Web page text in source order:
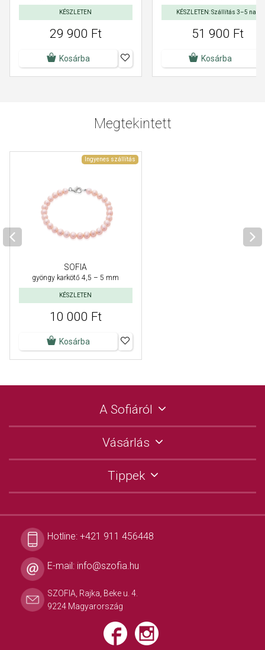
KÉSZLETEN
29 900 Ft
Kosárba
KÉSZLETEN: Szállítás 3–5 nap
51 900 Ft
Kosárba
Megtekintett
Ingyenes szállítás
SOFIA
gyöngy karkötő 4,5 – 5 mm
KÉSZLETEN
10 000 Ft
Kosárba
A Sofiáról
Vásárlás
Tippek
Hotline: +421 911 456448
E-mail: info@szofia.hu
SZOFIA, Rajka, Beke u. 4.
9224 Magyarország